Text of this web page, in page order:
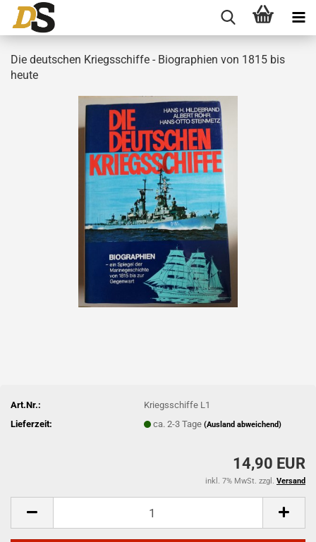
Die deutschen Kriegsschiffe - Biographien von 1815 bis
heute
Art.Nr.:
Kriegsschiffe L1
Lieferzeit:
ca. 2-3 Tage(Ausland abweichend)
14,90 EUR
inkl. 7% MwSt. zzgl. Versand